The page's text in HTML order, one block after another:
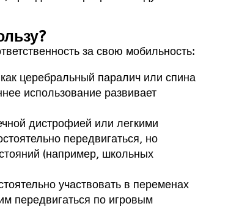
за свою мобильность:
церебральный паралич или спина
использование развивает
дистрофией или легкими
передвигаться, но
(например, школьных
участвовать в переменах
передвигаться по игровым